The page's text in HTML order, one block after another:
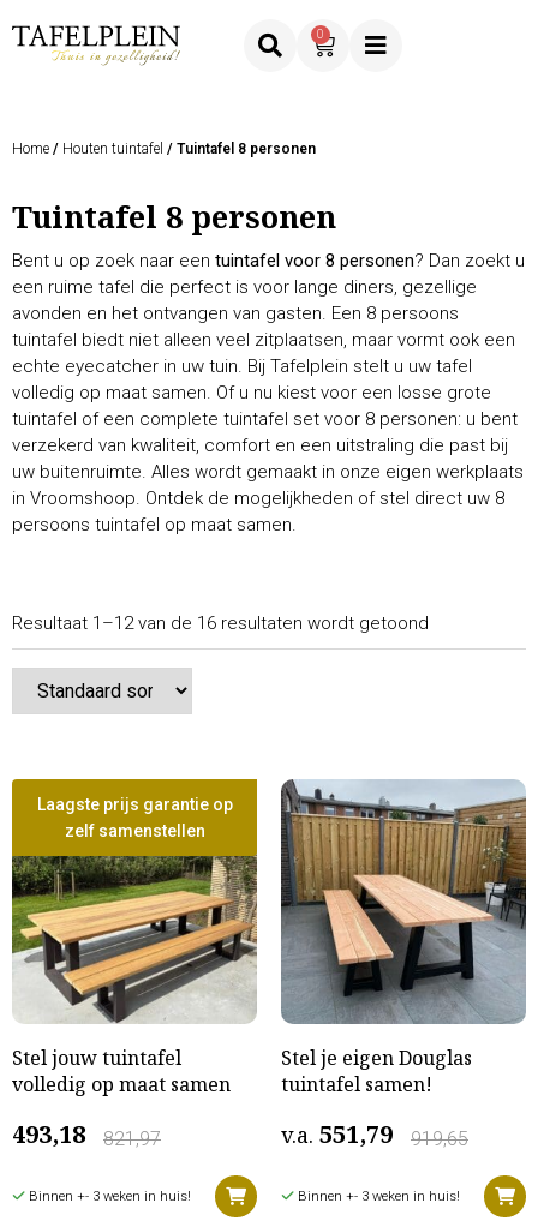
0
Home / Houten tuintafel / Tuintafel 8 personen
Tuintafel 8 personen
Bent u op zoek naar een tuintafel voor 8 personen? Dan zoekt u
een ruime tafel die perfect is voor lange diners, gezellige
avonden en het ontvangen van gasten. Een 8 persoons
tuintafel biedt niet alleen veel zitplaatsen, maar vormt ook een
echte eyecatcher in uw tuin. Bij Tafelplein stelt u uw tafel
volledig op maat samen. Of u nu kiest voor een losse grote
tuintafel of een complete tuintafel set voor 8 personen: u bent
verzekerd van kwaliteit, comfort en een uitstraling die past bij
uw buitenruimte. Alles wordt gemaakt in onze eigen werkplaats
in Vroomshoop. Ontdek de mogelijkheden of stel direct uw 8
persoons tuintafel op maat samen.
Resultaat 1–12 van de 16 resultaten wordt getoond
Laagste prijs garantie op
zelf samenstellen
Stel jouw tuintafel
volledig op maat samen
821,97
493,18
Binnen +- 3 weken in huis!
Stel je eigen Douglas
tuintafel samen!
v.a. 919,65
551,79
Binnen +- 3 weken in huis!